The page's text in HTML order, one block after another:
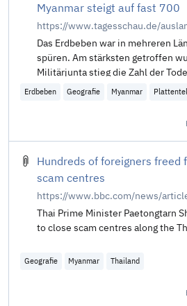
Myanmar steigt auf fast 700
Das Erdbeben war in mehreren
spüren. Am stärksten getroffen
Militärjunta stieg die Zahl der
fast 700. Auch aus Thailand
Erdbeben Geografie Myanmar
Hundreds of foreigners freed
scam centres
https://www.bbc.com/news/
Thai Prime Minister Paetongtarn
to close scam centres along the
Geografie Myanmar Thailand